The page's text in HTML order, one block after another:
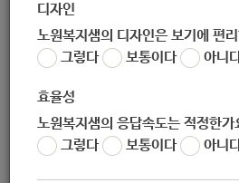
디자인
노원복지샘의 디자인은 보기에 편
그렇다
보통이다 아니
효율성
노원복지샘의 응답속도는 적정한가
그렇다
보통이다 아니
[서울시청] 2020년 청년 지역교류 지
노원 복지샘
작성일 2020-03-19 14:12